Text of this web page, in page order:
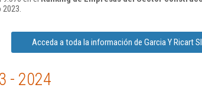
Acceda a toda la información de Garcia Y Ricart Sl
- 2024